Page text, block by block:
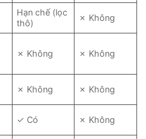
Hạn chế (lọc
thô)
✗ Không
✗ Không ✗ Không
✗ Không ✗ Không
✓ Có ✗ Không